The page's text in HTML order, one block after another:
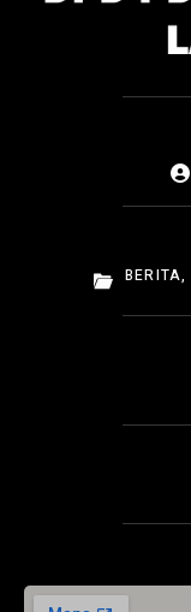
BERITA,